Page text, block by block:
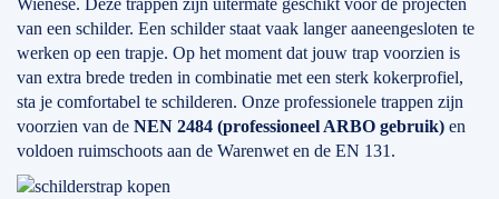
Wienese. Deze trappen zijn uitermate geschikt voor de projecten
van een schilder. Een schilder staat vaak langer aaneengesloten te
werken op een trapje. Op het moment dat jouw trap voorzien is
van extra brede treden in combinatie met een sterk kokerprofiel,
sta je comfortabel te schilderen. Onze professionele trappen zijn
voorzien van de NEN 2484 (professioneel ARBO gebruik) en
voldoen ruimschoots aan de Warenwet en de EN 131.